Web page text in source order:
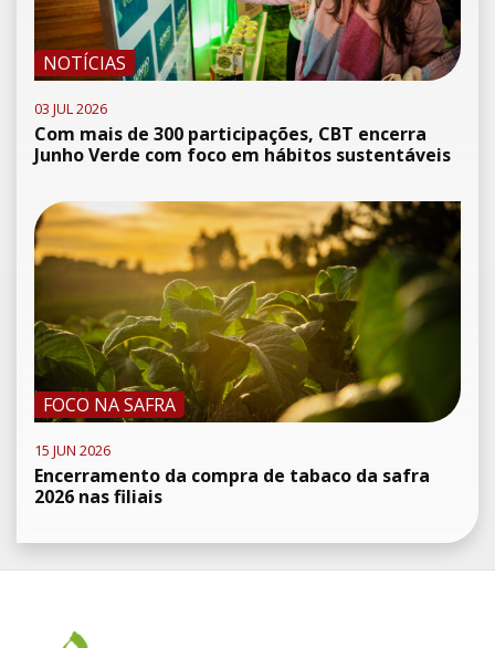
NOTÍCIAS
03 JUL 2026
Com mais de 300 participações, CBT encerra
Junho Verde com foco em hábitos sustentáveis
FOCO NA SAFRA
15 JUN 2026
Encerramento da compra de tabaco da safra
2026 nas filiais